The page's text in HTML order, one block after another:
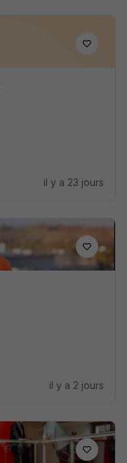
il y a 23 jours
il y a 2 jours